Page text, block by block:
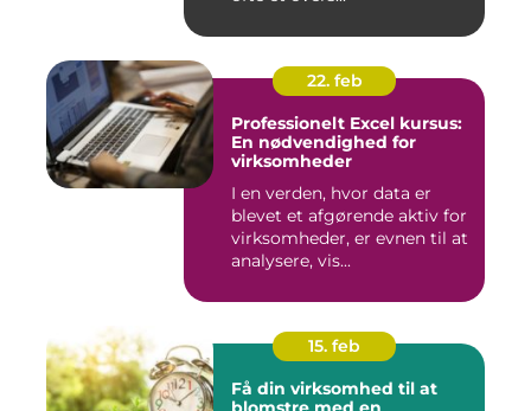
22. feb
Professionelt Excel kursus:
En nødvendighed for
virksomheder
I en verden, hvor data er
blevet et afgørende aktiv for
virksomheder, er evnen til at
analysere, vis...
15. feb
Få din virksomhed til at